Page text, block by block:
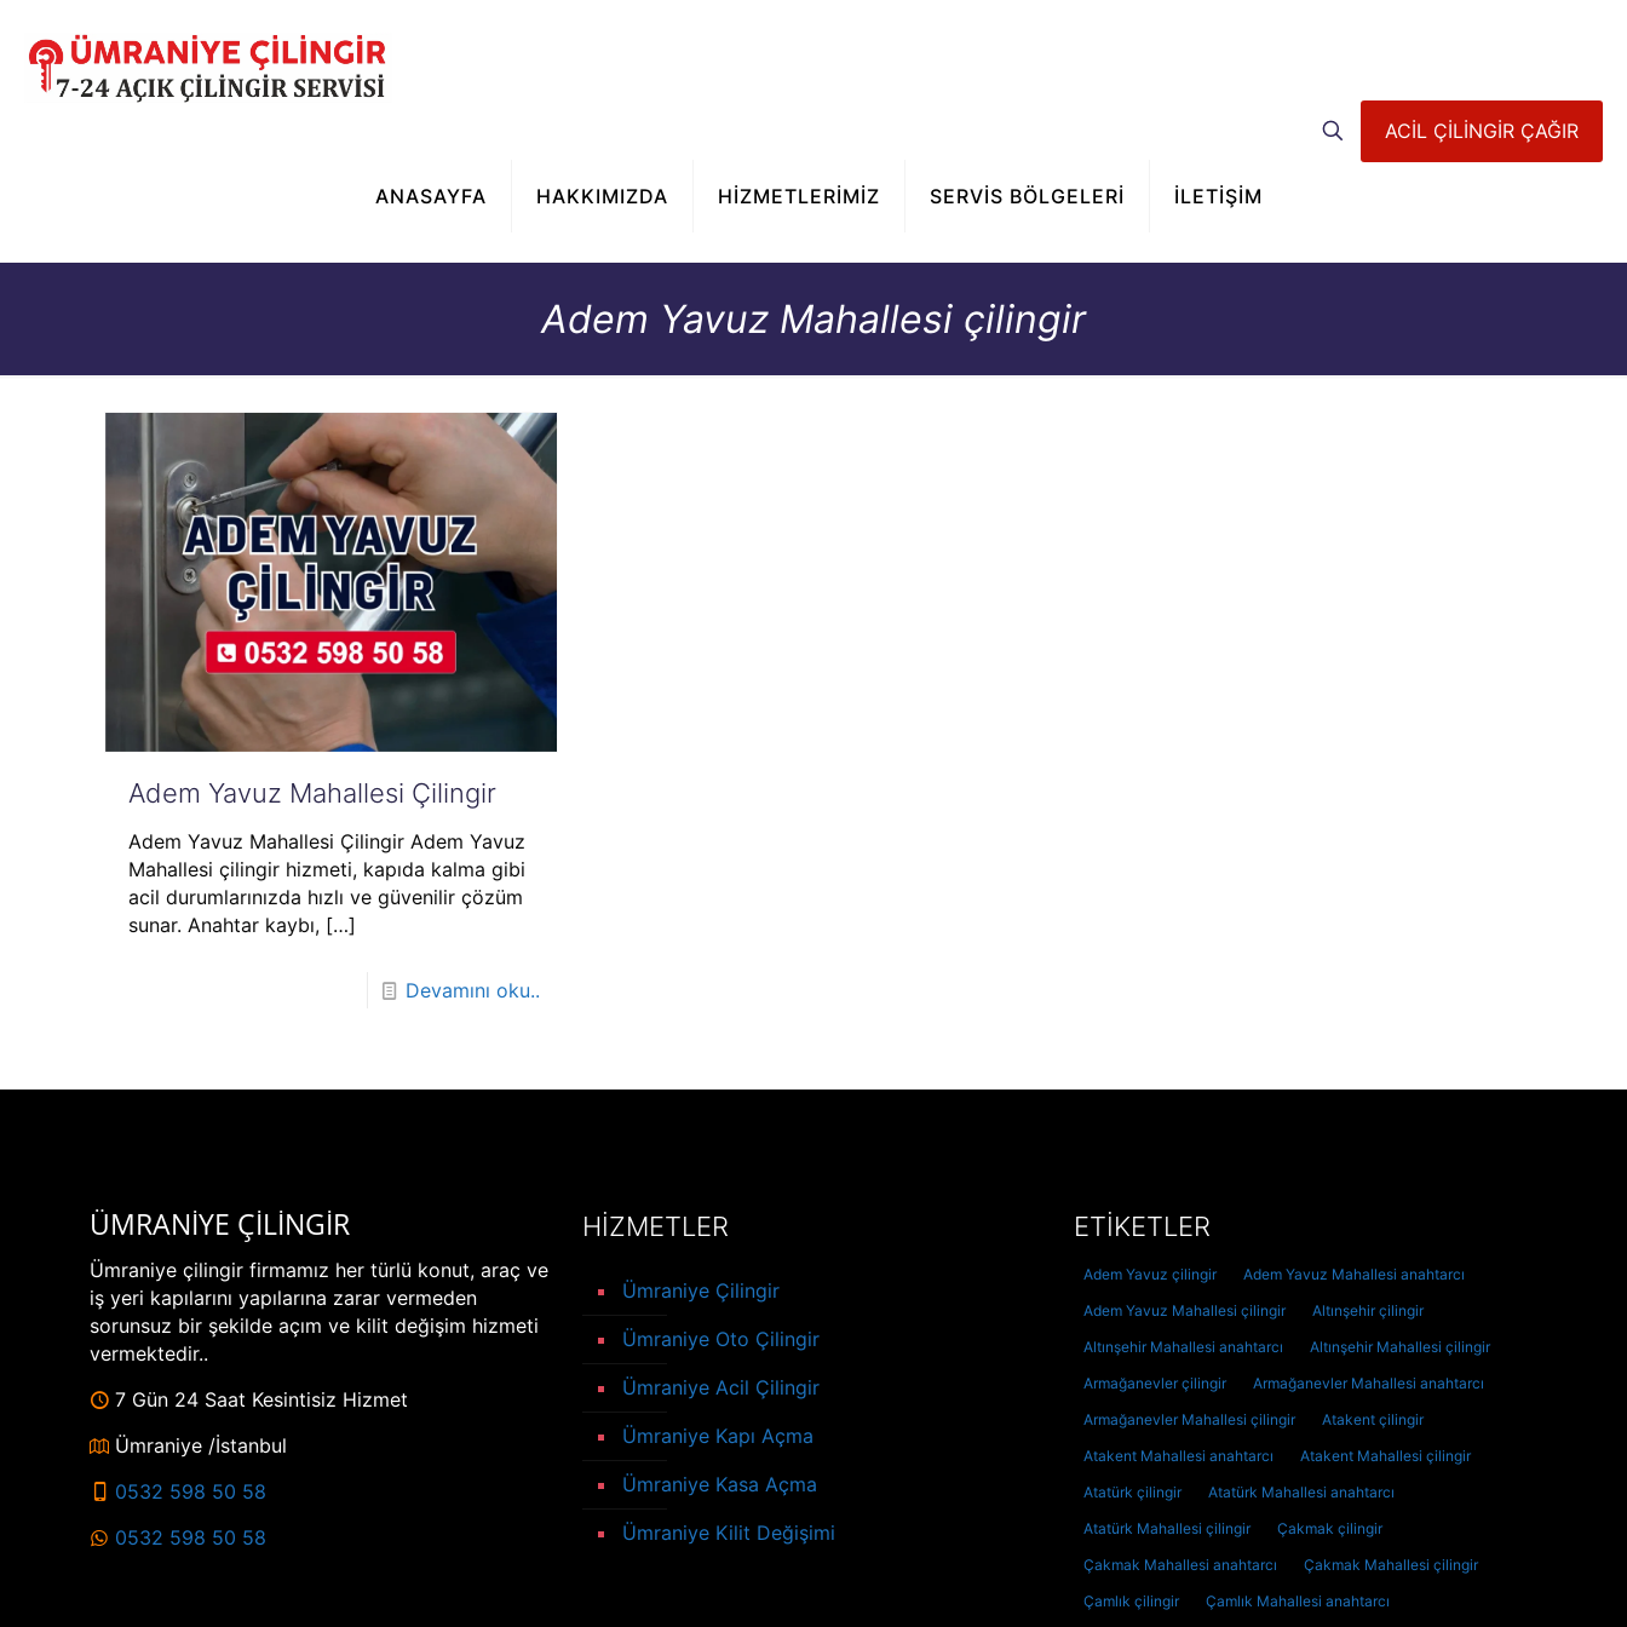
ANASAYFA HAKKIMIZDA HİZMETLERİMİZ SERVİS BÖLGELERİ İLETİŞİM
ACİL ÇİLİNGİR ÇAĞIR
Adem Yavuz Mahallesi çilingir
Adem Yavuz Mahallesi Çilingir
Adem Yavuz Mahallesi Çilingir Adem Yavuz
Mahallesi çilingir hizmeti, kapıda kalma gibi
acil durumlarınızda hızlı ve güvenilir çözüm
sunar. Anahtar kaybı,[…]
Devamını oku..
ÜMRANİYE ÇİLİNGİR
Ümraniye çilingir firmamız her türlü konut, araç ve
iş yeri kapılarını yapılarına zarar vermeden
sorunsuz bir şekilde açım ve kilit değişim hizmeti
vermektedir..
7 Gün 24 Saat Kesintisiz Hizmet
Ümraniye /İstanbul
0532 598 50 58
0532 598 50 58
HİZMETLER
Ümraniye Çilingir
Ümraniye Oto Çilingir
Ümraniye Acil Çilingir
Ümraniye Kapı Açma
Ümraniye Kasa Açma
Ümraniye Kilit Değişimi
ETİKETLER
Adem Yavuz çilingir
Adem Yavuz Mahallesi anahtarcı
Adem Yavuz Mahallesi çilingir
Altınşehir çilingir
Altınşehir Mahallesi anahtarcı
Altınşehir Mahallesi çilingir
Armağanevler çilingir
Armağanevler Mahallesi anahtarcı
Armağanevler Mahallesi çilingir
Atakent çilingir
Atakent Mahallesi anahtarcı
Atakent Mahallesi çilingir
Atatürk çilingir
Atatürk Mahallesi anahtarcı
Atatürk Mahallesi çilingir
Çakmak çilingir
Çakmak Mahallesi anahtarcı
Çakmak Mahallesi çilingir
Çamlık çilingir
Çamlık Mahallesi anahtarcı